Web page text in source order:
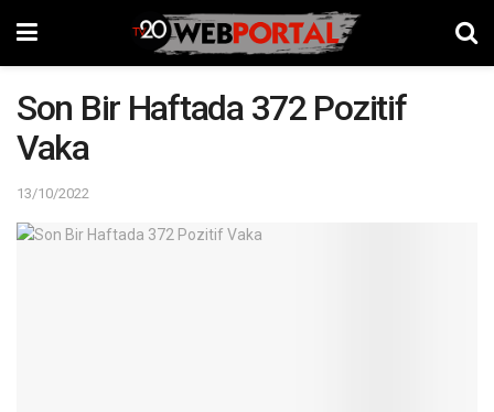
Son Bir Haftada 372 Pozitif
Vaka
13/10/2022